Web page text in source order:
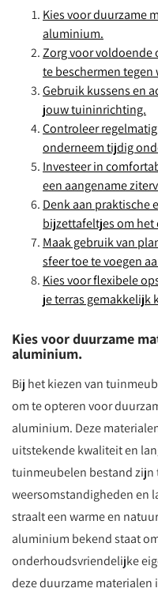
Kies voor duurzame
aluminium.
Zorg voor
te beschermen
Gebruik kussens en
jouw tuininrichting.
Controleer
onderneem tijdig
Investeer in
een aangename
Denk aan praktische
bijzettafeltjes om het
Maak gebruik van
sfeer toe te voegen
Kies voor flexibele
je terras gemakkelijk
Kies voor duurzame
aluminium.
Bij het kiezen van
om te opteren voor
aluminium. Deze
uitstekende kwaliteit en
tuinmeubelen bestand zijn
weersomstandigheden en
straalt een warme en
aluminium bekend staat
onderhoudsvriendelijke
deze duurzame